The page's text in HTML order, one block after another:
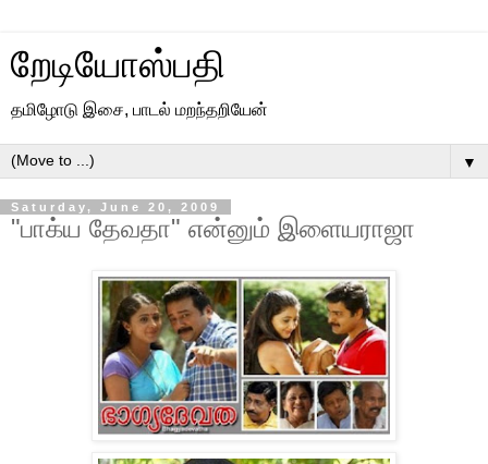
றேடியோஸ்பதி
தமிழோடு இசை, பாடல் மறந்தறியேன்
▼
Saturday, June 20, 2009
"பாக்ய தேவதா" என்னும் இளையராஜா